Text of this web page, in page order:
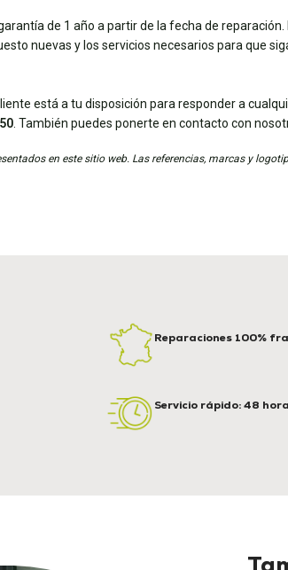
de 1 año a partir de la fecha de
nuevas y los servicios necesarios para que
está a tu disposición para responder a
. También puedes ponerte en contacto con
en este sitio web. Las referencias, marcas y
Reparaciones 100%
Servicio rápido: 48